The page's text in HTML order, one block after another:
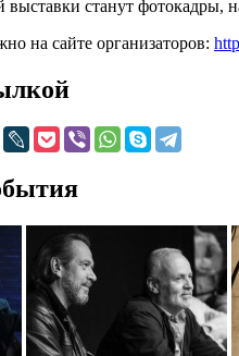
выставки станут фотокадры,
на сайте организаторов: